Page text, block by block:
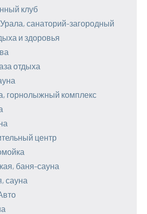
клуб
санаторий-загородный
и здоровья
отдыха
горнолыжный комплекс
центр
баня-сауна
сауна